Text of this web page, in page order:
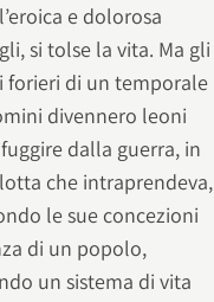
e dolorosa
si tolse la vita. Ma gli
forieri di un temporale
divennero leoni
dalla guerra, in
che intraprendeva,
le sue concezioni
di un popolo,
un sistema di vita